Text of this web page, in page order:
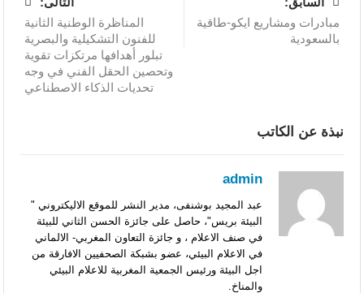
السنغالي (0-0)
مبادرات ومشاريع ايكو-طاقية
بالسعودية
المناظرة الوطنية الثانية
للفنون التشكيلية والبصرية
تبلور أهدافها مرتكزات تقوية
وتحصين الحقل الفني في وجه
تحديات الذكاء الاصطناعي
نبذة عن الكاتب
admin
عبد المجيد بوشنفى، مدير النشر للموقع الاليكتروني "
البيئة بريس"، حاصل على جائزة الحسن الثاني للبيئة
في صنف الاعلام ، و جائزة التعاون المغربي- الالماني
في الاعلام البيئي، عضو بشبكة الصحفيين الافارقة من
اجل البيئة ورئيس الجمعية المغربية للاعلام البيئي
والمناخ.